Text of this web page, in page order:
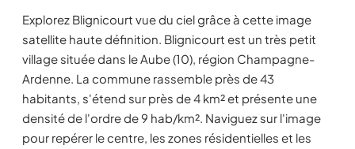
Explorez Blignicourt vue du ciel grâce à cette image
satellite haute définition. Blignicourt est un très petit
village située dans le Aube (10), région Champagne-
Ardenne. La commune rassemble près de 43
habitants, s'étend sur près de 4 km² et présente une
densité de l'ordre de 9 hab/km². Naviguez sur l'image
pour repérer le centre, les zones résidentielles et les